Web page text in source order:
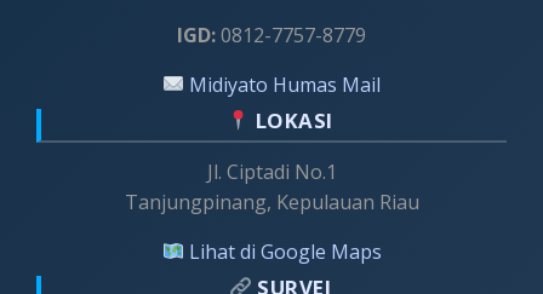
IGD:0812-7757-8779
Midiyato Humas Mail
LOKASI
Jl. Ciptadi No.1
Tanjungpinang, Kepulauan Riau
Lihat di Google Maps
SURVEI